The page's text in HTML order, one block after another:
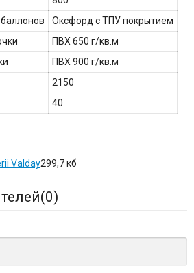
Оксфорд с ТПУ покрытием
ПВХ 650 г/кв.м
ПВХ 900 г/кв.м
2150
40
Valday299,7 кб
0)